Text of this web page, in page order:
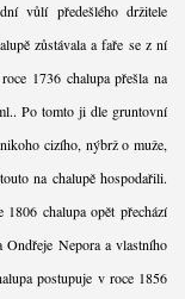
vůlí předešlého držitele
zůstávala a faře se z ní
1736 chalupa přešla na
Po tomto ji dle gruntovní
cizího, nýbrž o muže,
na chalupě hospodařili.
chalupa opět přechází
Nepora a vlastního
postupuje v roce 1856